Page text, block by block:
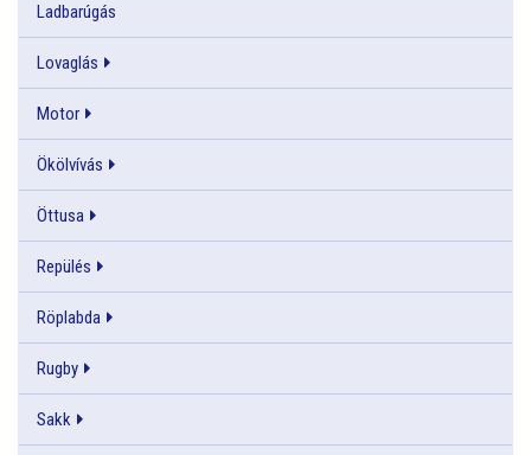
Ladbarúgás
Lovaglás
Motor
Ökölvívás
Öttusa
Repülés
Röplabda
Rugby
Sakk